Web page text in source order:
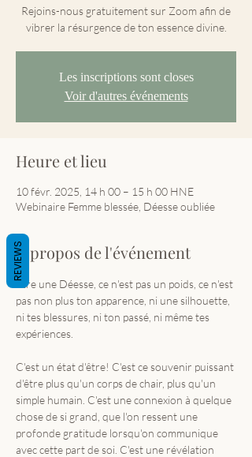
Rejoins-nous gratuitement sur Zoom afin de
vibrer la résurgence de ton essence divine.
Les inscriptions sont closes
Voir d'autres événements
Heure et lieu
10 févr. 2025, 14 h 00 – 15 h 00 HNE
Webinaire Femme blessée, Déesse oubliée
À propos de l'événement
Être une Déesse, ce n'est pas un poids, ce n'est
pas non plus ton apparence, ni une silhouette,
ni tes blessures, ni ton passé, ni même tes
expériences.
C'est un état d'être! C'est ce souvenir puissant
d'être plus qu'un corps de chair, plus qu'un
simple humain. C'est une connexion à quelque
chose de si grand, que l'on ressent une
profonde gratitude lorsqu'on communique
avec cette part de soi. C'est une révélation
REVIEWS